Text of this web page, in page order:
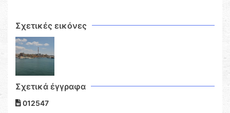
Σχετικές εικόνες
Σχετικά έγγραφα
012547